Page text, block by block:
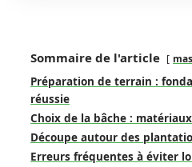
Sommaire de l'article
Préparation de terrain :
réussie
Choix de la bâche :
Découpe autour des
Erreurs fréquentes à éviter